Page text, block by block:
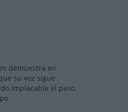
demuestra en
su voz sigue
implacable el paso